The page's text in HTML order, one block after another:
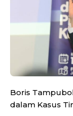
Boris
dalam Kasus